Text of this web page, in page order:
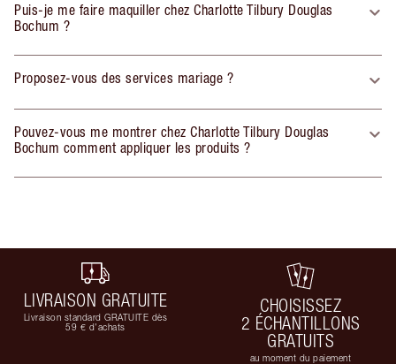
Puis-je me faire maquiller chez Charlotte Tilbury Douglas
Bochum ?
Proposez-vous des services mariage ?
Pouvez-vous me montrer chez Charlotte Tilbury Douglas
Bochum comment appliquer les produits ?
LIVRAISON GRATUITE
Livraison standard GRATUITE dès
59 € d'achats
CHOISISSEZ
2 ÉCHANTILLONS
GRATUITS
au moment du paiement